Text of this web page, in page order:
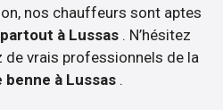
nos chauffeurs sont aptes
à Lussas . N’hésitez
vrais professionnels de la
benne à Lussas .